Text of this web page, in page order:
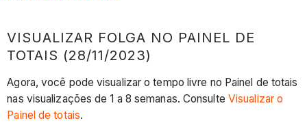
Painel
de
(28/11/2023)
Tokens
VISUALIZAR FOLGA NO PAINEL DE
TOTAIS (28/11/2023)
Agora, você pode visualizar o tempo livre no Painel de totais
nas visualizações de 1 a 8 semanas. Consulte Visualizar o
Painel de totais.